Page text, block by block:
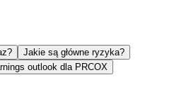
Jakie są główne ryzyka?
outlook dla PRCOX